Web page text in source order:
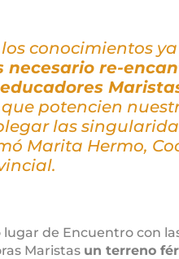
conocimientos
necesario re-
potencien
las
Marita Hermo,
de Encuentro con
Maristas un terreno